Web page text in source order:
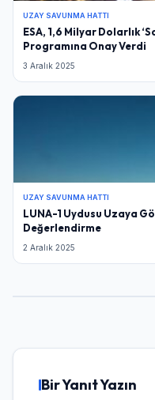
UZAY SAVUNMA HATTI
ESA, 1,6 Milyar Dolarlık
Programına Onay Verdi
3 Aralık 2025
UZAY SAVUNMA HATTI
LUNA-1 Uydusu Uzaya
Değerlendirme
2 Aralık 2025
Bir Yanıt Yazın